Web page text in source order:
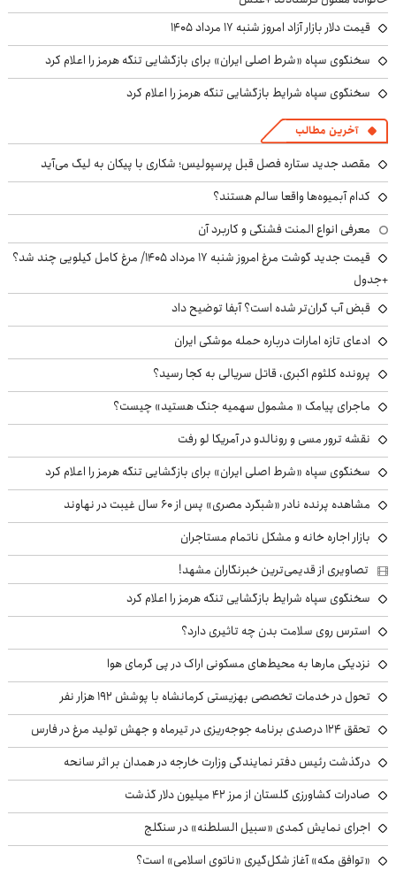
قیمت دلار بازار آزاد امروز شنبه ۱۷ مرداد ۱۴۰۵
سخنگوی سپاه «شرط اصلی ایران» برای بازگشایی تنگه هرمز را اعلام کرد
سخنگوی سپاه شرایط بازگشایی تنگه هرمز را اعلام کرد
آخرین مطالب
مقصد جدید ستاره فصل قبل پرسپولیس؛ شکاری با پیکان به لیگ می‌آید
کدام آبمیوه‌ها واقعا سالم هستند؟
معرفی انواع المنت فشنگی و کاربرد آن
قیمت جدید گوشت مرغ امروز شنبه ۱۷ مرداد ۱۴۰۵/ مرغ کامل کیلویی چند شد؟
+جدول
قبض آب گران‌تر شده است؟ آبفا توضیح داد
ادعای تازه امارات درباره حمله موشکی ایران
پرونده کلثوم اکبری، قاتل سریالی به کجا رسید؟
ماجرای پیامک « مشمول سهمیه جنگ هستید» چیست؟
نقشه ترور مسی و رونالدو در آمریکا لو رفت
سخنگوی سپاه «شرط اصلی ایران» برای بازگشایی تنگه هرمز را اعلام کرد
مشاهده پرنده نادر «شبگرد مصری» پس از ۶۰ سال غیبت در نهاوند
بازار اجاره خانه و مشکل ناتمام مستاجران
تصاویری از قدیمی‌ترین خبرنگاران مشهد!
سخنگوی سپاه شرایط بازگشایی تنگه هرمز را اعلام کرد
استرس روی سلامت بدن چه تاثیری دارد؟
نزدیکی مارها به محیط‌های مسکونی اراک در پی گرمای هوا
تحول در خدمات تخصصی بهزیستی کرمانشاه با پوشش ۱۹۲ هزار نفر
تحقق ۱۲۴ درصدی برنامه جوجه‌ریزی در تیرماه و جهش تولید مرغ در فارس
درگذشت رئیس دفتر نمایندگی وزارت خارجه در همدان بر اثر سانحه
صادرات کشاورزی گلستان از مرز ۴۲ میلیون دلار گذشت
اجرای نمایش کمدی «سبیل السلطنه» در سنگلج
«توافق مکه» آغاز شکل‌گیری «ناتوی اسلامی» است؟